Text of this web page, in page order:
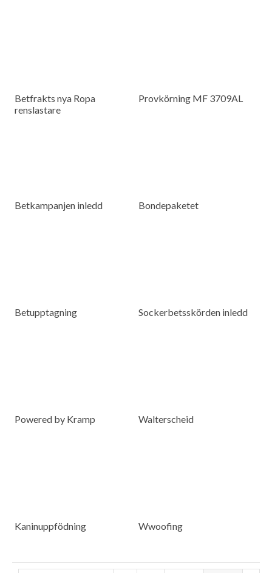
Betfrakts nya Ropa
renslastare
Provkörning MF 3709AL
Betkampanjen inledd Bondepaketet
Betupptagning Sockerbetsskörden inledd
Powered by Kramp Walterscheid
Kaninuppfödning Wwoofing